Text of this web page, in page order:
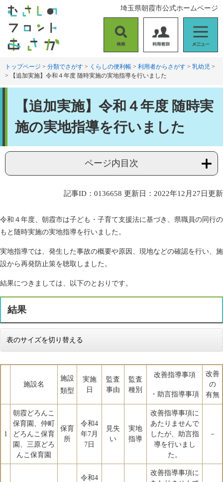
す
。
し
て
索
用
者
別
ニ
ュ
埼玉県朝霞市公式ホームページ
トップページ > 分類でさがす > くらしの便利帳 > 利用者からさがす > 乳幼児 >
>
【追加実施】令和４年度 随時実施の実地指導を行いました
【追加実施】令和４年度 随時実
施の実地指導を行いました
ページ内目次
記事ID：0136658 更新日：2022年12月27日更新
令和４年度、朝霞市は子ども・子育て支援法に基づき、県職員の同行の
もと随時実施の実地指導を行いました。
実地指導では、発生した事故の概要や原因、現地などの確認を行い、施
設から再発防止策を聴取しました。
結果につきましては、以下のとおりです。
結果
表のサイズを切り替える
施設名
施設
類型
実施
日
監査
事由
監査
種別
改善指導事項
・助言指導事項
改善
の
有無
1
朝霞どろんこ
保育園、仲町
どろんこ保育
園、三原どろ
んこ保育園
保育
所
令和4
年7月
7日
見失
い
実地
指導
改善指導事項に
あたりませんで
したが、助言指
導を行いまし
た。
－
令和4
改善指導事項に